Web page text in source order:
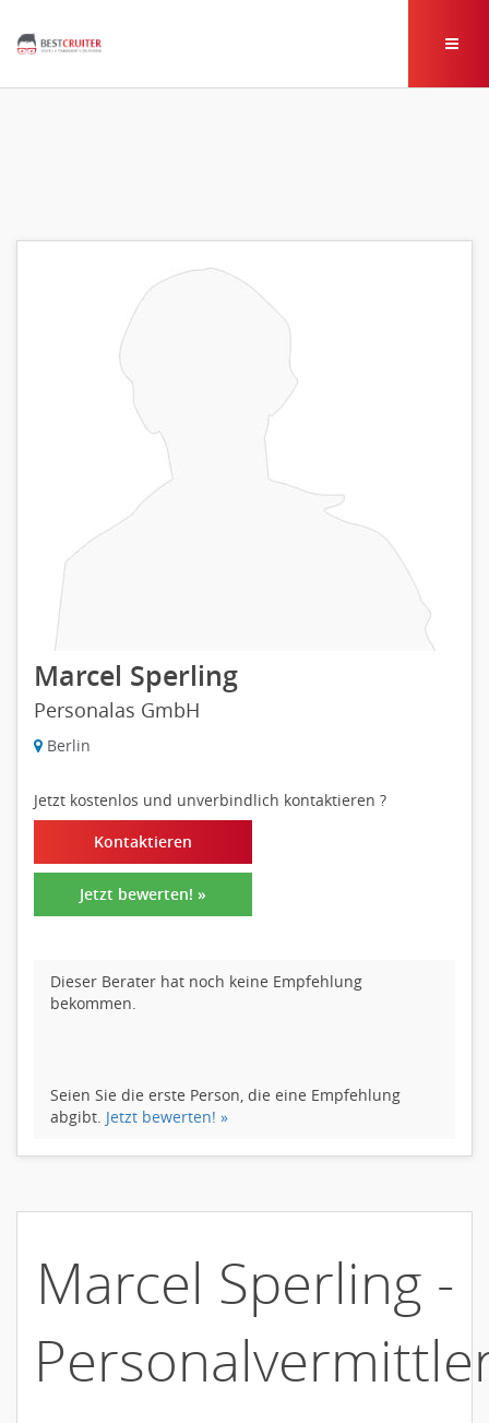
Marcel Sperling
Personalas GmbH
Berlin
Jetzt kostenlos und unverbindlich kontaktieren ?
Kontaktieren
Jetzt bewerten! »
Dieser Berater hat noch keine Empfehlung
bekommen.
Seien Sie die erste Person, die eine Empfehlung
abgibt. Jetzt bewerten! »
Marcel Sperling -